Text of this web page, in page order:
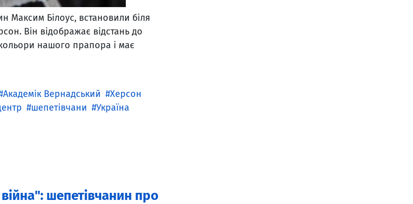
Максим Білоус, встановили біля
Він відображає відстань до
нашого прапора і має
Академік Вернадський
Херсон
шепетівчани
Україна
шепетівчанин про